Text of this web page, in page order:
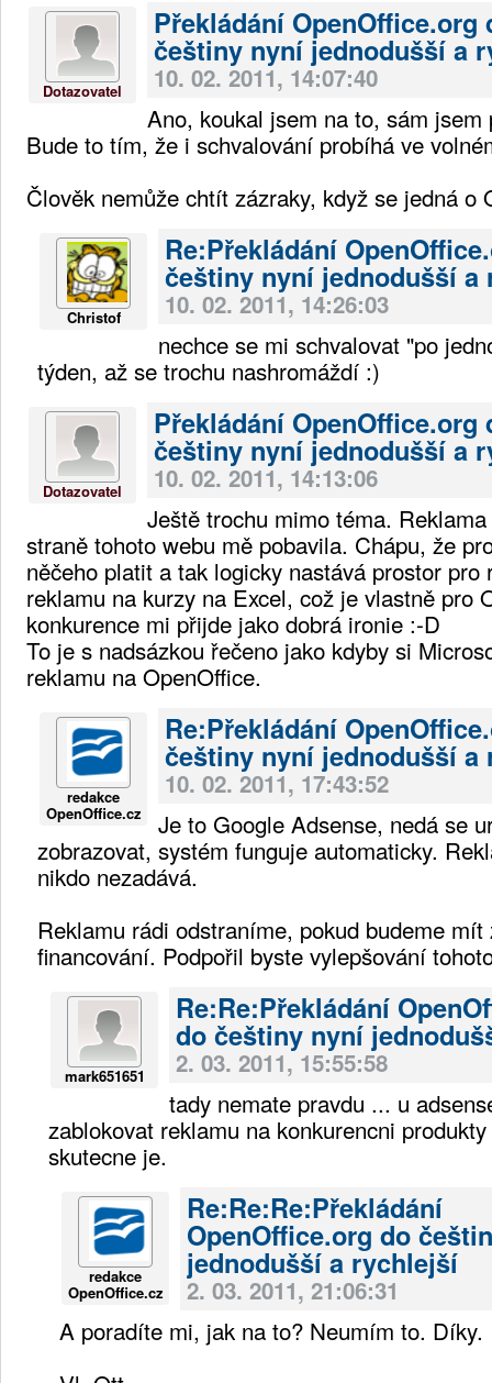
Dotazovatel
Překládání OpenOffice.org
češtiny nyní jednodušší a
10. 02. 2011, 14:07:40
Ano, koukal jsem na to, sám jsem
Bude to tím, že i schvalování probíhá ve
Člověk nemůže chtít zázraky, když se jedná o
Christof
Re:Překládání
češtiny nyní jednodušší a
10. 02. 2011, 14:26:03
nechce se mi schvalovat "po
týden, až se trochu nashromáždí :)
Dotazovatel
Překládání OpenOffice.org
češtiny nyní jednodušší a
10. 02. 2011, 14:13:06
Ještě trochu mimo téma.
straně tohoto webu mě pobavila. Chápu, že
něčeho platit a tak logicky nastává prostor
reklamu na kurzy na Excel, což je vlastně pro
konkurence mi přijde jako dobrá ironie :-D
To je s nadsázkou řečeno jako kdyby si
reklamu na OpenOffice.
redakce
OpenOffice.cz
Re:Překládání
češtiny nyní jednodušší a
10. 02. 2011, 17:43:52
Je to Google Adsense, nedá se
zobrazovat, systém funguje automaticky.
nikdo nezadává.
Reklamu rádi odstraníme, pokud budeme
financování. Podpořil byste vylepšování
mark651651
Re:Re:Překládání
do češtiny nyní
2. 03. 2011, 15:55:58
tady nemate pravdu ... u
zablokovat reklamu na konkurencni
skutecne je.
redakce
OpenOffice.cz
Re:Re:Re:Překládání
OpenOffice.org do
jednodušší a rychlejší
2. 03. 2011, 21:06:31
A poradíte mi, jak na to? Neumím to. Díky.